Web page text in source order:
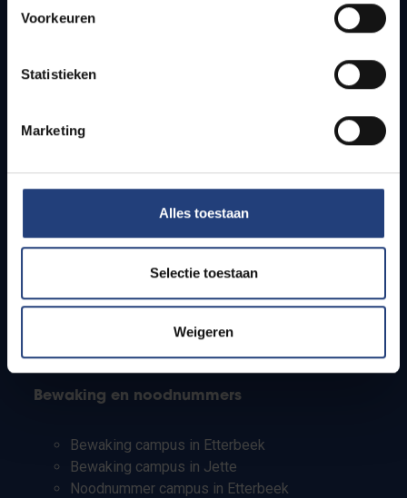
Voorkeuren
Statistieken
Marketing
Alles toestaan
Selectie toestaan
Weigeren
Bereikbaarheid
Studenten
PhD-studenten
Leerkrachten en secundaire scholen
Bewaking en noodnummers
Bewaking campus in Etterbeek
Bewaking campus in Jette
Noodnummer campus in Etterbeek